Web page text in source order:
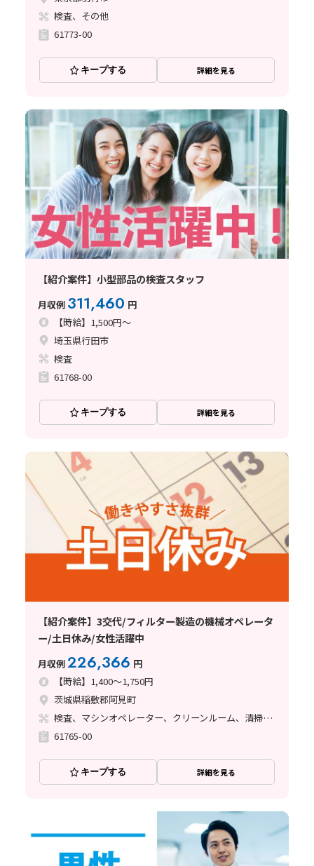
検査、その他
61773-00
キープする 詳細を見る
【紹介案件】小型部品の検査スタッフ
月収例 311,460 円
【時給】1,500円～
埼玉県行田市
検査
61768-00
キープする 詳細を見る
【紹介案件】3交代/フィルター製造の機械オペレータ
ー/土日休み/女性活躍中
月収例226,366 円
【時給】1,400～1,750円
茨城県稲敷郡阿見町
検査、マシンオペレーター、クリーンルーム、清掃・洗浄、その他
61765-00
キープする 詳細を見る